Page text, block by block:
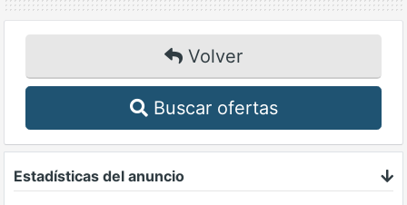
Volver
Buscar ofertas
Estadísticas del anuncio